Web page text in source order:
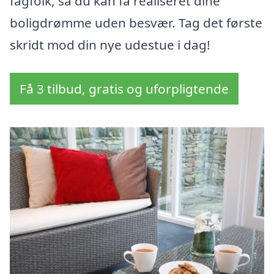
boligdrømme uden besvær. Tag det første
skridt mod din nye udestue i dag!
Få 3 tilbud, gratis og uforpligtende